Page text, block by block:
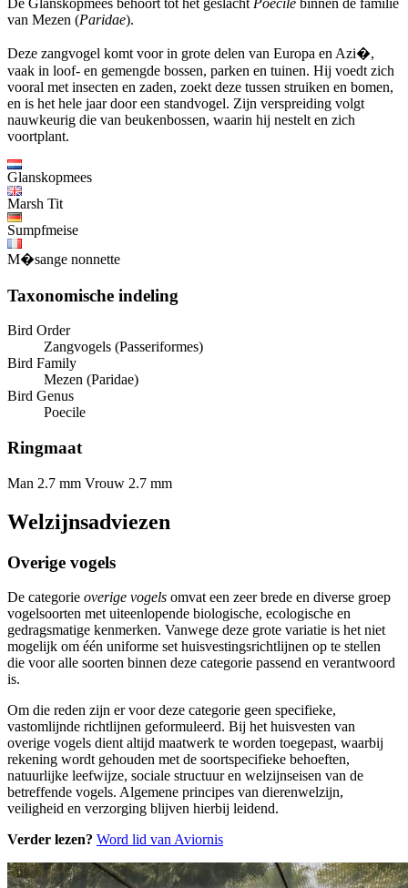
De Glanskopmees behoort tot het geslacht Poecile binnen de familie
van Mezen (Paridae).
Deze zangvogel komt voor in grote delen van Europa en Azi�,
vaak in loof- en gemengde bossen, parken en tuinen. Hij voedt zich
vooral met insecten en zaden, zoekt deze tussen struiken en bomen,
en is het hele jaar door een standvogel. Zijn verspreiding volgt
nauwkeurig die van beukenbossen, waarin hij nestelt en zich
voortplant.
Glanskopmees
Marsh Tit
Sumpfmeise
M�sange nonnette
Taxonomische indeling
Bird Order
Zangvogels (Passeriformes)
Bird Family
Mezen (Paridae)
Bird Genus
Poecile
Ringmaat
Man 2.7 mm Vrouw 2.7 mm
Welzijnsadviezen
Overige vogels
De categorie overige vogels omvat een zeer brede en diverse groep
vogelsoorten met uiteenlopende biologische, ecologische en
gedragsmatige kenmerken. Vanwege deze grote variatie is het niet
mogelijk om één uniforme set huisvestingsrichtlijnen op te stellen
die voor alle soorten binnen deze categorie passend en verantwoord
is.
Om die reden zijn er voor deze categorie geen specifieke,
vastomlijnde richtlijnen geformuleerd. Bij het huisvesten van
overige vogels dient altijd maatwerk te worden toegepast, waarbij
rekening wordt gehouden met de soortspecifieke behoeften,
natuurlijke leefwijze, sociale structuur en welzijnseisen van de
betreffende vogels. Algemene principes van dierenwelzijn,
veiligheid en verzorging blijven hierbij leidend.
Verder lezen? Word lid van Aviornis